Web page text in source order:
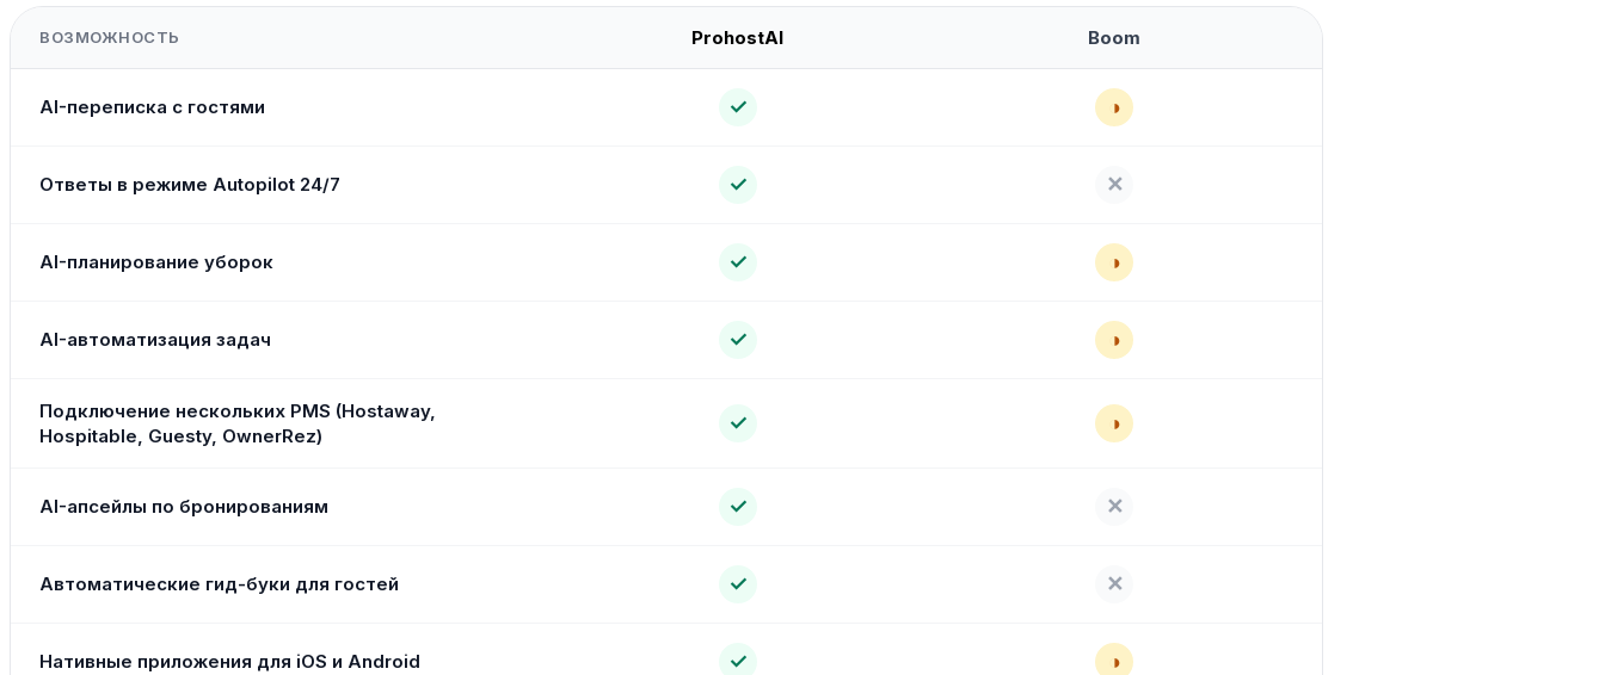
ВОЗМОЖНОСТЬ ProhostAI Boom
AI-переписка с гостями ✓ ◑
Ответы в режиме Autopilot 24/7 ✓ ✕
AI-планирование уборок ✓ ◑
AI-автоматизация задач ✓ ◑
Подключение нескольких PMS (Hostaway,
Hospitable, Guesty, OwnerRez)
✓ ◑
AI-апсейлы по бронированиям ✓ ✕
Автоматические гид-буки для гостей ✓ ✕
Нативные приложения для iOS и Android ✓ ◑